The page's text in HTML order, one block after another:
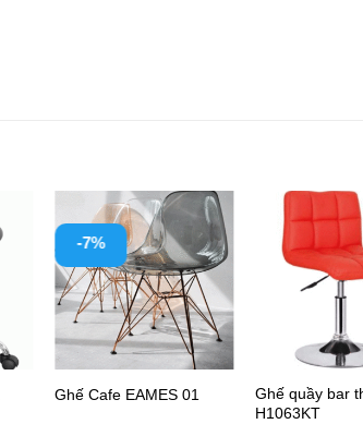
-7%
Ghế Cafe EAMES 01
Ghế quầy bar
H1063KT